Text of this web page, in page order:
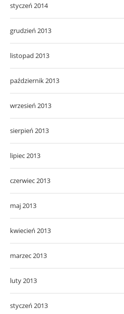
styczeń 2014
grudzień 2013
listopad 2013
październik 2013
wrzesień 2013
sierpień 2013
lipiec 2013
czerwiec 2013
maj 2013
kwiecień 2013
marzec 2013
luty 2013
styczeń 2013